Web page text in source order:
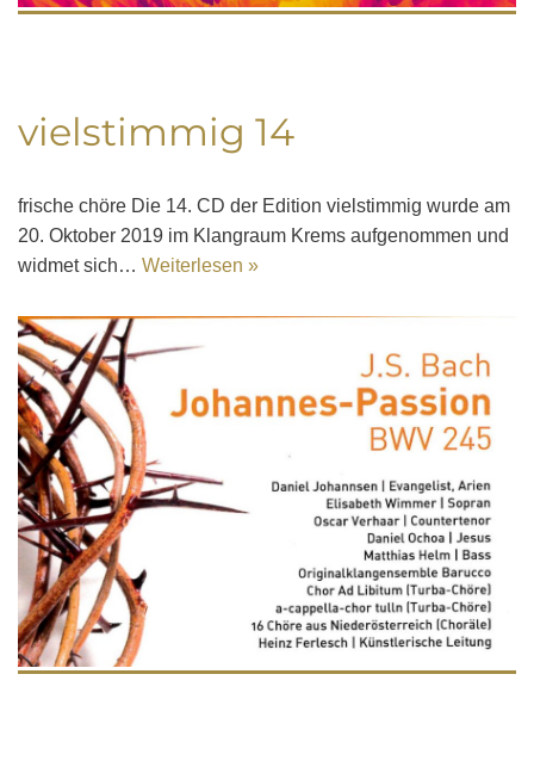
vielstimmig 14
frische chöre Die 14. CD der Edition vielstimmig wurde am
20. Oktober 2019 im Klangraum Krems aufgenommen und
widmet sich… Weiterlesen »